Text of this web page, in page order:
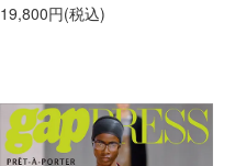
19,800円(税込)